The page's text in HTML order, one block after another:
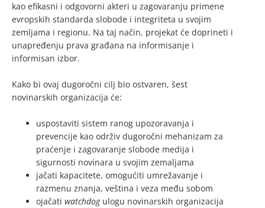
kao efikasni i odgovorni akteri u zagovaranju primene
evropskih standarda slobode i integriteta u svojim
zemljama i regionu. Na taj način, projekat će doprineti i
unapređenju prava građana na informisanje i
informisan izbor.
Kako bi ovaj dugoročni cilj bio ostvaren, šest
novinarskih organizacija će:
uspostaviti sistem ranog upozoravanja i
prevencije kao održiv dugoročni mehanizam za
praćenje i zagovaranje slobode medija i
sigurnosti novinara u svojim zemaljama
jačati kapacitete, omogućiti umrežavanje i
razmenu znanja, veština i veza među sobom
ojačatiwatchdog ulogu novinarskih organizacija